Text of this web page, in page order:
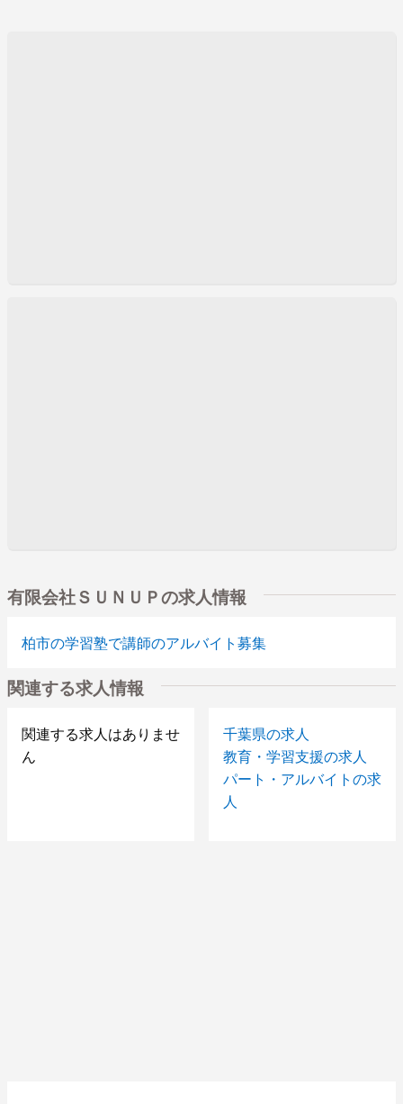
有限会社ＳＵＮＵＰの求人情報
柏市の学習塾で講師のアルバイト募集
関連する求人情報
関連する求人はありませ
ん
千葉県の求人
教育・学習支援の求人
パート・アルバイトの求
人